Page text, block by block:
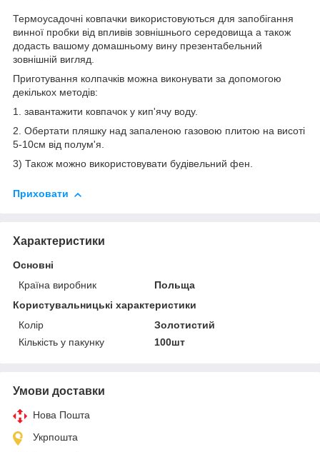
Термоусадочні ковпачки використовуються для запобігання
винної пробки від впливів зовнішнього середовища а також
додасть вашому домашньому вину презентабельний
зовнішній вигляд.
Приготування колпачків можна виконувати за допомогою
декількох методів:
1. завантажити ковпачок у кип'ячу воду.
2. Обертати пляшку над запаленою газовою плитою на висоті
5-10см від полум'я.
3) Також можно використовувати будівельний фен.
Приховати
Характеристики
Основні
Країна виробник
Польща
Користувальницькі характеристики
Колір
Золотистий
Кількість у пакунку
100шт
Умови доставки
Нова Пошта
Укрпошта